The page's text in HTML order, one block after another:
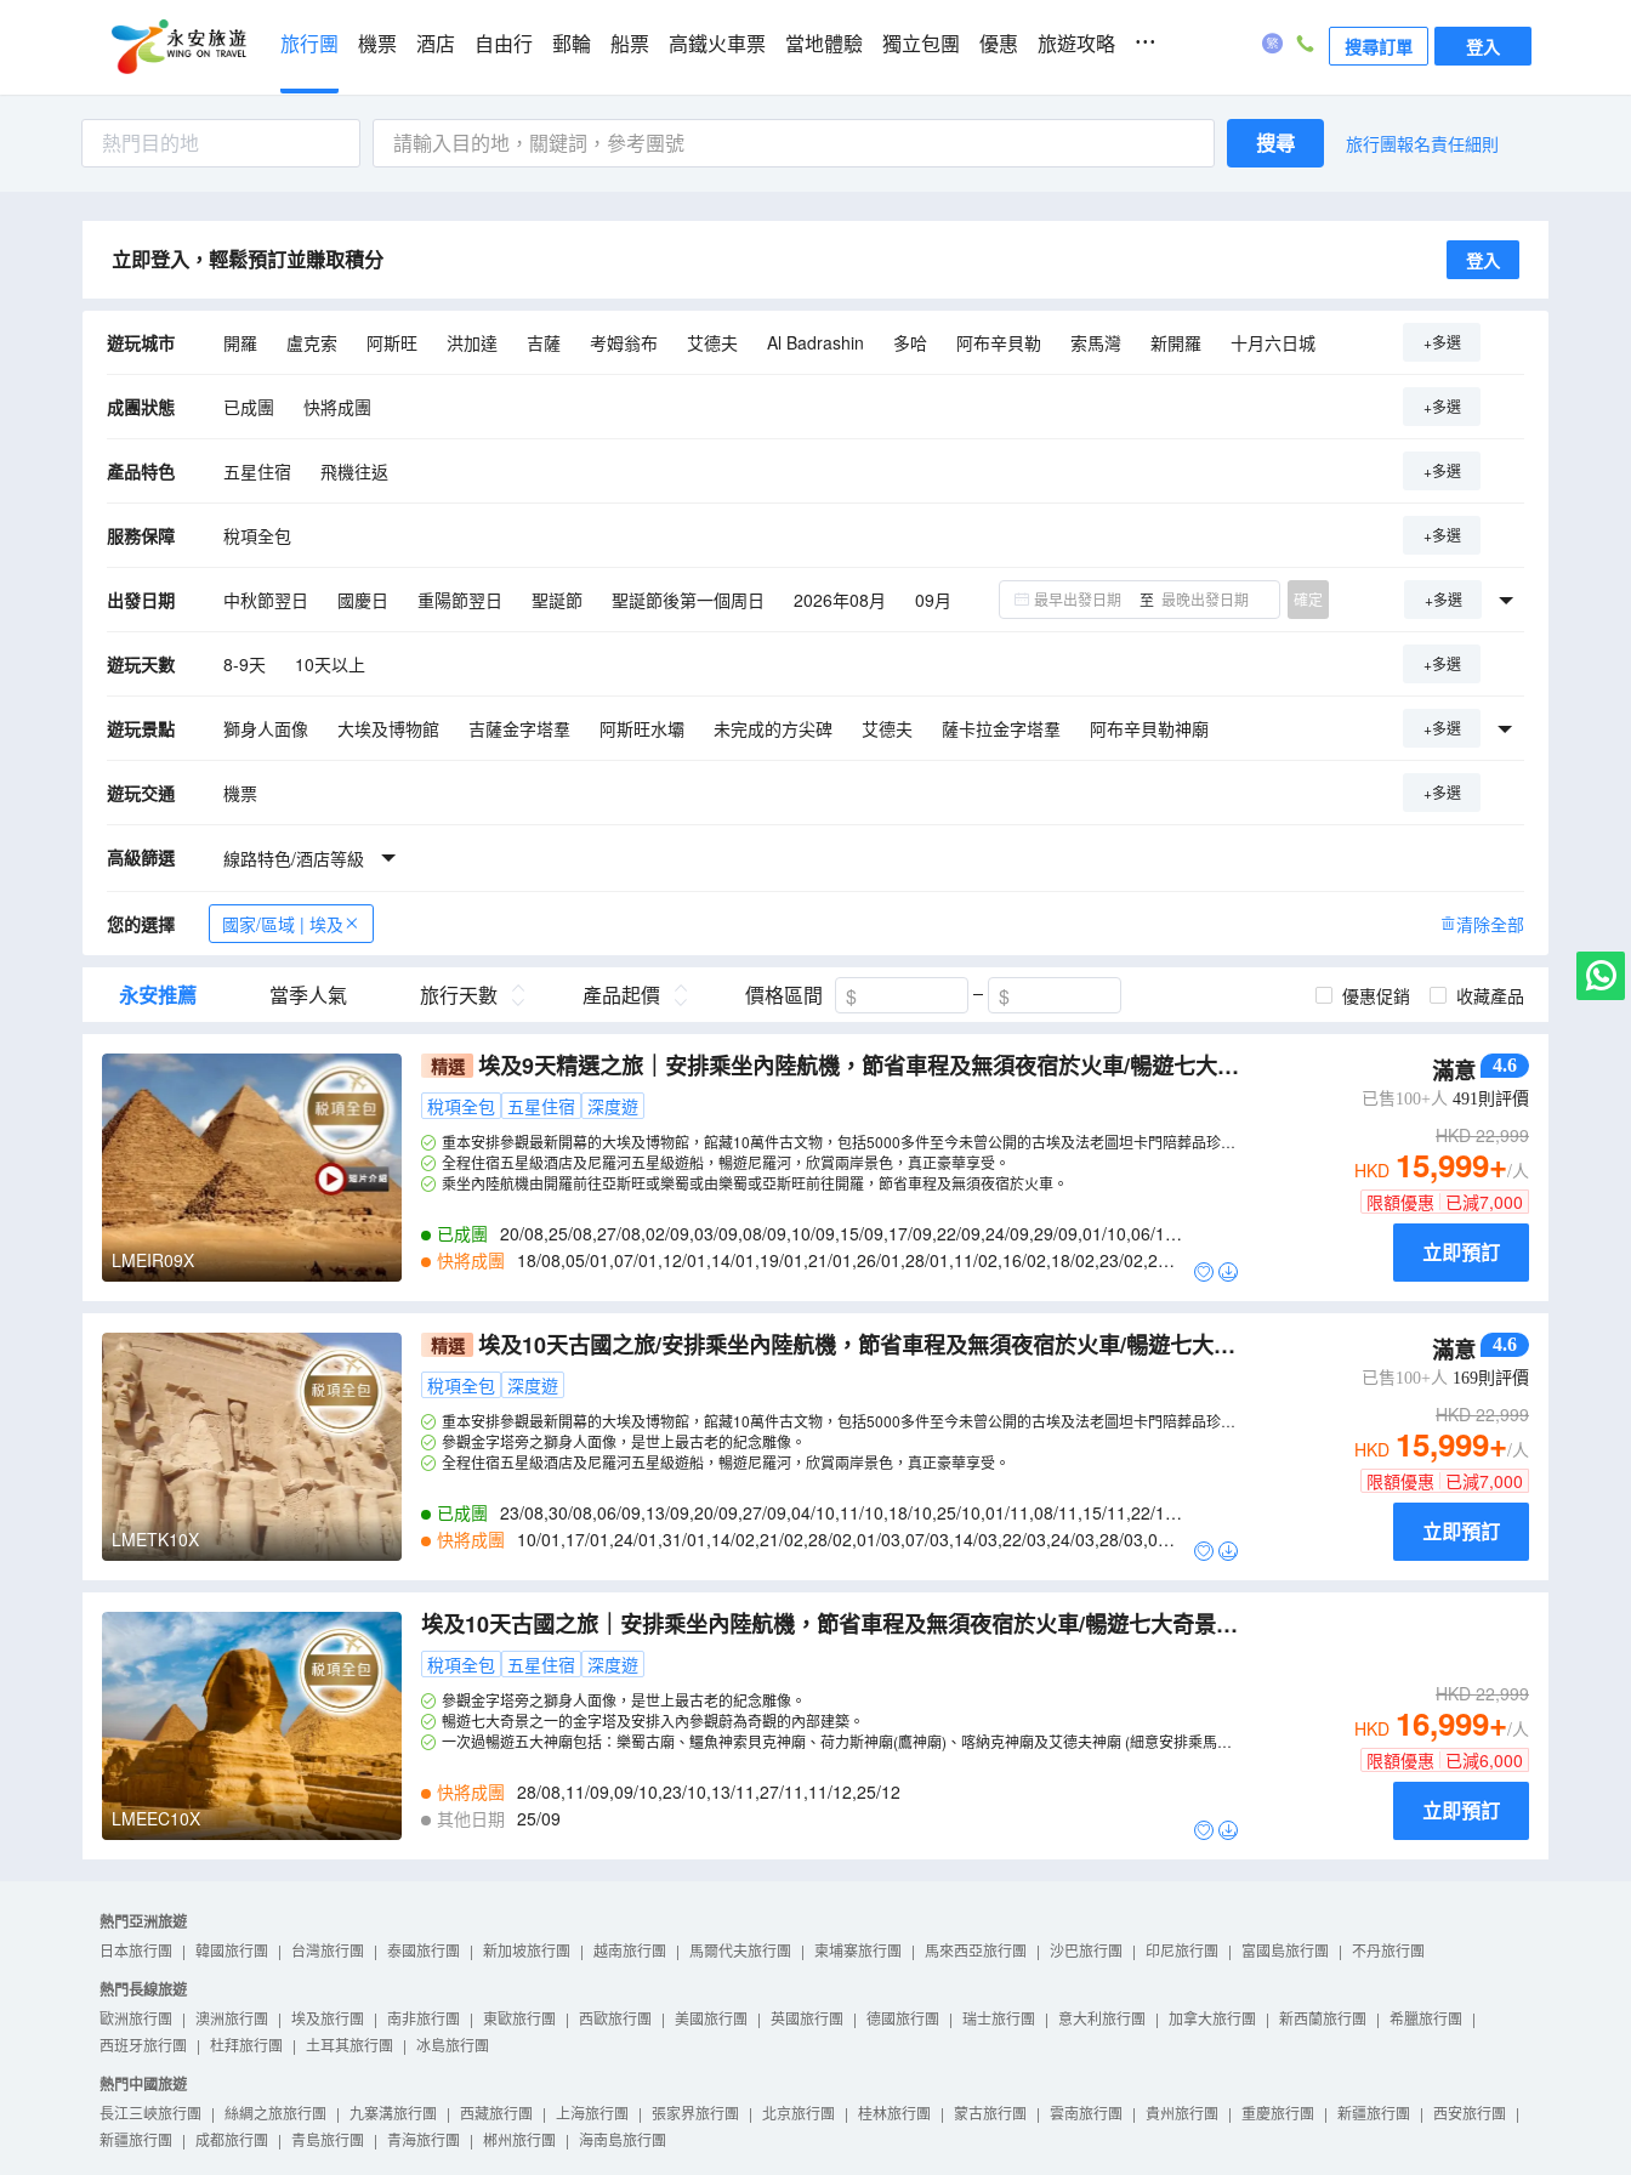
旅行團 機票 酒店 自由行 郵輪 船票 高鐵火車票 當地體驗 獨立包團 優惠 旅遊攻略 ... 搜尋訂單 登入
熱門目的地 搜尋 旅行團報名責任細則
立即登入，輕鬆預訂並賺取積分 登入
遊玩城市 開羅 盧克索 阿斯旺 洪加達 吉薩 考姆翁布 艾德夫 Al Badrashin 多哈 阿布辛貝勒 索馬灣 新開羅 十月六日城 +多選
成團狀態 已成團 快將成團 +多選
產品特色 五星住宿 飛機往返 +多選
服務保障 稅項全包 +多選
出發日期 中秋節翌日 國慶日 重陽節翌日 聖誕節 聖誕節後第一個周日 2026年08月
09月
09月
10月 11月
至 確定 +多選
遊玩天數 8-9天 10天以上 +多選
遊玩景點 獅身人面像 大埃及博物館 吉薩金字塔羣 阿斯旺水壩 未完成的方尖碑 艾德夫 薩卡拉金字塔羣
阿布辛貝勒神廟
+多選
遊玩交通 機票 +多選
高級篩選 線路特色/酒店等級
您的選擇 國家/區域 | 埃及 清除全部
永安推薦 當季人氣 旅行天數 產品起價 價格區間 優惠促銷 收藏產品
LMEIR09X
精選 埃及9天精選之旅｜安排乘坐內陸航機，節省車程及無須夜宿於火車/暢遊七大奇
景之一的金字塔及獅身人面像/全程住宿五星級酒店及尼羅河五星級遊船/一次過暢遊五
大神廟及參觀大埃及博物館【稅項全包】
稅項全包 五星住宿 深度遊
重本安排參觀最新開幕的大埃及博物館，館藏10萬件古文物，包括5000多件至今未曾公開的古埃及法老圖坦卡門陪葬品珍
寶。全程住宿五星級酒店及尼羅河五星級遊船，暢遊尼羅河，欣賞兩岸景色，真正豪華享受。
乘坐內陸航機由開羅前往亞斯旺或樂蜀或由樂蜀或亞斯旺前往開羅，節省車程及無須夜宿於火車。
已成團 20/08,25/08,27/08,02/09,03/09,08/09,10/09,15/09,17/09,22/09,24/09,29/09,01/10,06/10,
08/10,13/10 15/10 ,20/10 ,22/10 27/10
快將成團 18/08,05/01 ,07/01 ,12/01 ,14/01 ,19/01 ,21/01 ,26/01 ,28/01 ,11/02,16/02,18/02,23/02,25/0
滿意 4.6
已售100+人 491則評價
HKD22,999
HKD 15,999+/人
限額優惠 已減7,000
立即預訂
LMETK10X
精選 埃及10天古國之旅/安排乘坐內陸航機，節省車程及無須夜宿於火車/暢遊七大奇
景之一的金字塔及獅身人面像/全程住宿五星級酒店及尼羅河五星級遊船/一次過暢遊五
大神廟及參觀大埃及博物館【稅項全包】
稅項全包 深度遊
重本安排參觀最新開幕的大埃及博物館，館藏10萬件古文物，包括5000多件至今未曾公開的古埃及法老圖坦卡門陪葬品珍
寶。參觀金字塔旁之獅身人面像，是世上最古老的紀念雕像。
全程住宿五星級酒店及尼羅河五星級遊船，暢遊尼羅河，欣賞兩岸景色，真正豪華享受。
已成團 23/08,30/08,06/09,13/09,20/09,27/09,04/10,11/10,18/10,25/10,01/11 ,08/11 ,15/11 ,22/11,
29/11,06/12 13/12 20/12 ,23/12 ,27/12
快將成團 10/01 ,17/01 ,24/01 ,31/01 ,14/02,21/02,28/02,01/03,07/03,14/03,22/03,24/03,28/03,04/0
滿意 4.6
已售100+人 169則評價
HKD22,999
HKD 15,999+/人
限額優惠 已減7,000
立即預訂
LMEEC10X
埃及10天古國之旅｜安排乘坐內陸航機，節省車程及無須夜宿於火車/暢遊七大奇景之
一的金字塔及獅身人面像/全程住宿五星級酒店及尼羅河五星級遊船/一次過暢遊五大神
廟及參觀大埃及博物館【稅項全包】
稅項全包 五星住宿 深度遊
參觀金字塔旁之獅身人面像，是世上最古老的紀念雕像。
暢遊七大奇景之一的金字塔及安排入內參觀蔚為奇觀的內部建築。
一次過暢遊五大神廟包括：樂蜀古廟、鱷魚神索貝克神廟、荷力斯神廟(鷹神廟)、喀納克神廟及艾德夫神廟 (細意安排乘馬車
快將成團 28/08,11/09,09/10,23/10,13/11 ,27/11 ,11/12,25/12
其他日期 25/09
HKD22,999
HKD 16,999+/人
限額優惠 已減6,000
立即預訂
熱門亞洲旅遊
日本旅行團 | 韓國旅行團 | 台灣旅行團 | 泰國旅行團 | 新加坡旅行團 | 越南旅行團 | 馬爾代夫旅行團 | 柬埔寨旅行團 | 馬來西亞旅行團 | 沙巴旅行團 | 印尼旅行團 | 富國島旅行團 | 不丹旅行團
熱門長線旅遊
歐洲旅行團 | 澳洲旅行團 | 埃及旅行團 | 南非旅行團 | 東歐旅行團 | 西歐旅行團 | 美國旅行團 | 英國旅行團 | 德國旅行團 | 瑞士旅行團 | 意大利旅行團 | 加拿大旅行團 | 新西蘭旅行團 | 希臘旅行團 |
西班牙旅行團 | 杜拜旅行團 | 土耳其旅行團 | 冰島旅行團
熱門中國旅遊
長江三峽旅行團 | 絲綢之旅旅行團 | 九寨溝旅行團 | 西藏旅行團 | 上海旅行團 | 張家界旅行團 | 北京旅行團 | 桂林旅行團 | 蒙古旅行團 | 雲南旅行團 | 貴州旅行團 | 重慶旅行團 | 新疆旅行團 | 西安旅行團 |
新疆旅行團 | 成都旅行團 | 青島旅行團 | 青海旅行團 | 郴州旅行團 | 海南島旅行團